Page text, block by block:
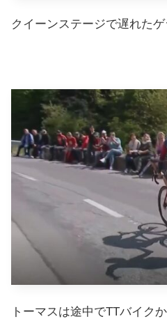
クイーンステージで遅れたゲ
トーマスは途中でTTバイク